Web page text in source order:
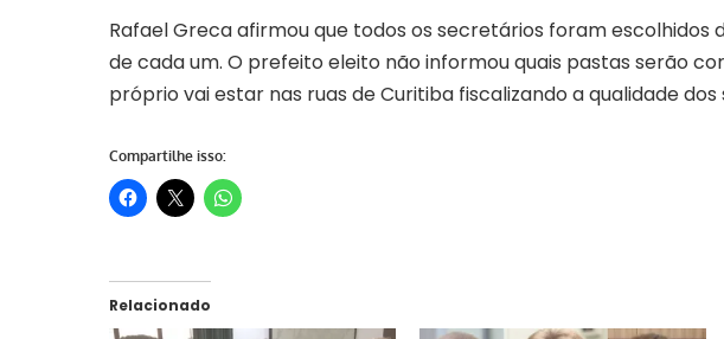
Rafael Greca afirmou que todos os secretários foram
de cada um. O prefeito eleito não informou quais pastas serão
próprio vai estar nas ruas de Curitiba fiscalizando a qualidade dos
Compartilhe isso:
Relacionado